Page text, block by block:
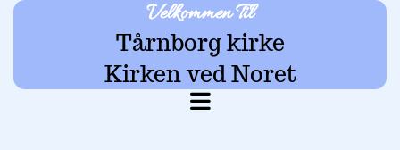
Velkommen Til
Tårnborg kirke
Kirken ved Noret